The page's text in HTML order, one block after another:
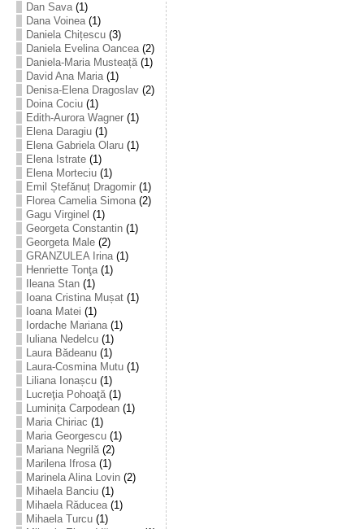
Dan Sava(1)
Dana Voinea(1)
Daniela Chițescu(3)
Daniela Evelina Oancea(2)
Daniela-Maria Musteață(1)
David Ana Maria(1)
Denisa-Elena Dragoslav(2)
Doina Cociu(1)
Edith-Aurora Wagner(1)
Elena Daragiu(1)
Elena Gabriela Olaru(1)
Elena Istrate(1)
Elena Morteciu(1)
Emil Ștefănuț Dragomir(1)
Florea Camelia Simona(2)
Gagu Virginel (1)
Georgeta Constantin(1)
Georgeta Male(2)
GRANZULEA Irina(1)
Henriette Tonţa(1)
Ileana Stan(1)
Ioana Cristina Mușat(1)
Ioana Matei (1)
Iordache Mariana(1)
Iuliana Nedelcu(1)
Laura Bădeanu(1)
Laura-Cosmina Mutu(1)
Liliana Ionașcu(1)
Lucreţia Pohoaţă(1)
Luminița Carpodean(1)
Maria Chiriac (1)
Maria Georgescu(1)
Mariana Negrilă(2)
Marilena Ifrosa(1)
Marinela Alina Lovin(2)
Mihaela Banciu(1)
Mihaela Răducea(1)
Mihaela Turcu(1)